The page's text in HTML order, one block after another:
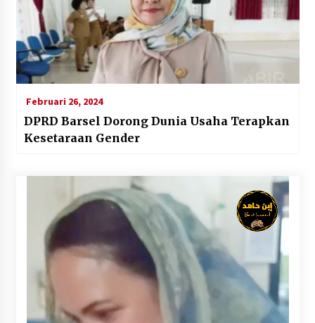
Februari 26, 2024
DPRD Barsel Dorong Dunia Usaha Terapkan
Kesetaraan Gender